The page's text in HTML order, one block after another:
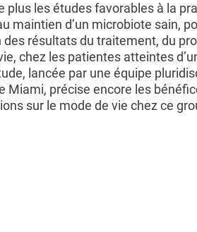
plus les études favorables à la
maintien d’un microbiote sain,
des résultats du traitement, du
chez les patientes atteintes
lancée par une équipe
Miami, précise encore les
sur le mode de vie chez ce